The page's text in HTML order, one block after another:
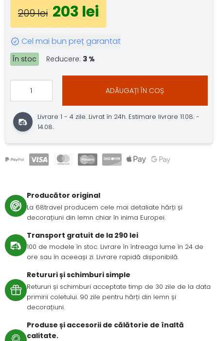
209 lei 203 lei
Cel mai bun preț garantat
În stoc Reducere: 3 %
ADĂUGAȚI ÎN COȘ
Livrare 1 - 4 zile. Livrat în 24h. Estimare livrare 11.08. -
14.08..
Producător original
La 68travel producem cele mai detaliate hărți și
decorațiuni din lemn chiar în inima Europei.
Transport gratuit de la 290 lei
100 de modele în stoc. Livrare în întreaga lume în 24 de
ore sau în aceeași zi. Livrare rapidă disponibilă.
Retururi și schimburi simple
Retururi și schimburi acceptate timp de 30 zile de la data
primirii coletului. 90 zile pentru hărți din lemn și
decorațiuni.
Produse și accesorii de călătorie de înaltă
calitate.